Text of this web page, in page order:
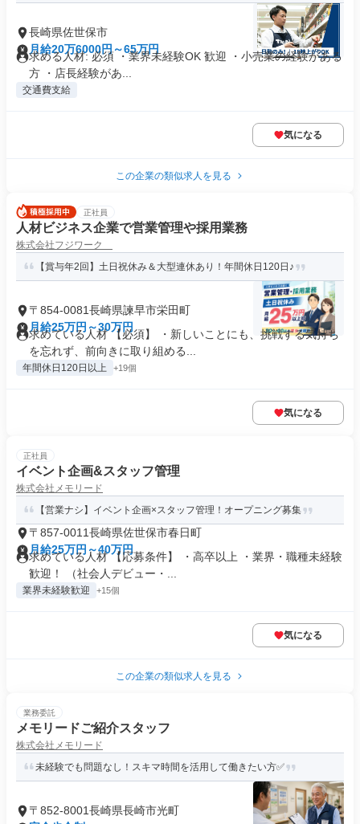
長崎県佐世保市
月給20万6000円～65万円
求める人材: 必須 ・業界未経験OK 歓迎 ・小売業の経験がある
方 ・店長経験があ...
交通費支給
気になる
この企業の類似求人を見る
正社員
人材ビジネス企業で営業管理や採用業務
株式会社フジワーク
【賞与年2回】土日祝休み＆大型連休あり！年間休日120日♪
〒854-0081長崎県諫早市栄田町
月給25万円～30万円
求めている人材 【必須】 ・新しいことにも、挑戦する気持ち
を忘れず、前向きに取り組める...
年間休日120日以上 +19個
気になる
正社員
イベント企画&スタッフ管理
株式会社メモリード
【営業ナシ】イベント企画×スタッフ管理！オープニング募集
〒857-0011長崎県佐世保市春日町
月給25万円～40万円
求めている人材 【応募条件】 ・高卒以上 ・業界・職種未経験
歓迎！ （社会人デビュー・...
業界未経験歓迎 +15個
気になる
この企業の類似求人を見る
業務委託
メモリードご紹介スタッフ
株式会社メモリード
未経験でも問題なし！スキマ時間を活用して働きたい方✅
〒852-8001長崎県長崎市光町